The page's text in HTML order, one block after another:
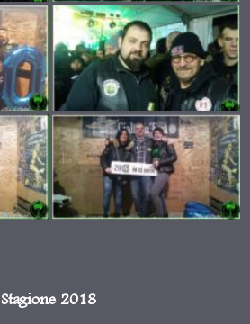
Stagione 2018